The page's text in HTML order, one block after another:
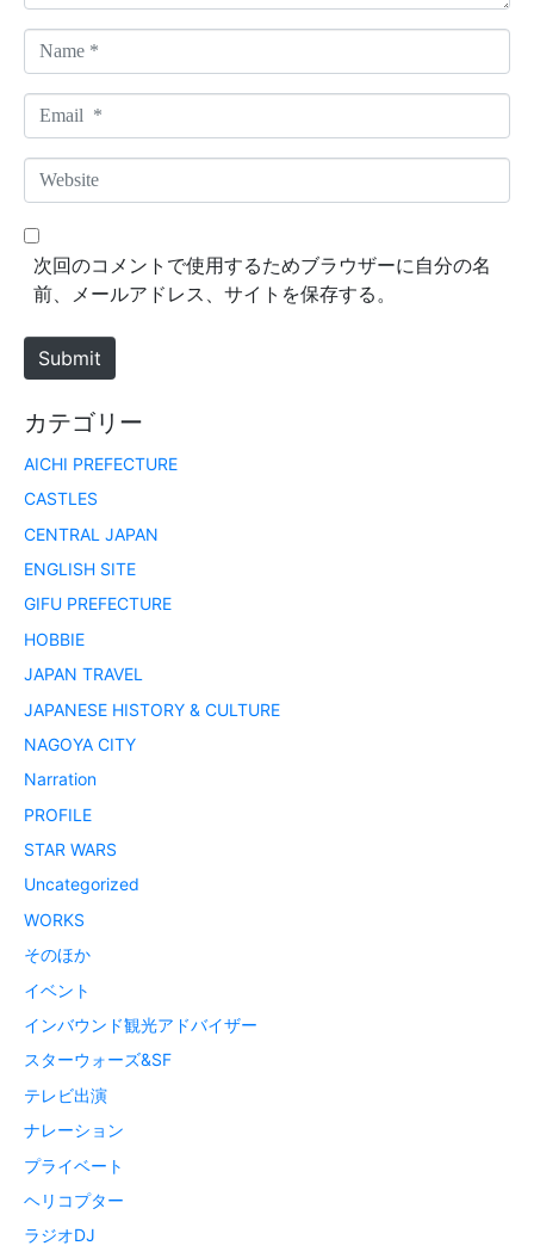
a
m
*
m
a
*
W
e
b
e
次回のコメントで使用するためブラウザーに自分の名
前、メールアドレス、サイトを保存する。
Submit
カテゴリー
AICHI PREFECTURE
CASTLES
CENTRAL JAPAN
ENGLISH SITE
GIFU PREFECTURE
HOBBIE
JAPAN TRAVEL
JAPANESE HISTORY & CULTURE
NAGOYA CITY
Narration
PROFILE
STAR WARS
Uncategorized
WORKS
そのほか
イベント
インバウンド観光アドバイザー
スターウォーズ&SF
テレビ出演
ナレーション
プライベート
ヘリコプター
ラジオDJ